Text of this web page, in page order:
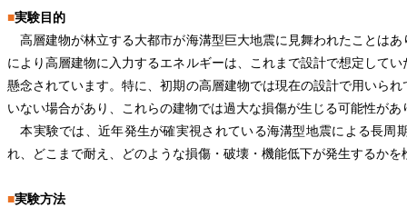
■実験目的
高層建物が林立する大都市が海溝型巨大地震に見舞われたことは
により高層建物に入力するエネルギーは、これまで設計で想定して
懸念されています。特に、初期の高層建物では現在の設計で用いら
いない場合があり、これらの建物では過大な損傷が生じる可能性があ
本実験では、近年発生が確実視されている海溝型地震による長周
れ、どこまで耐え、どのような損傷・破壊・機能低下が発生するか
■実験方法